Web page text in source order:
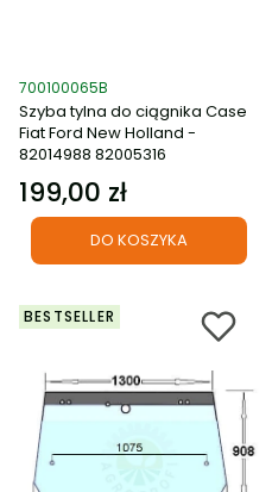
Kod produktu
700100065B
Szyba tylna do ciągnika Case
Fiat Ford New Holland -
82014988 82005316
Cena
199,00 zł
DO KOSZYKA
BESTSELLER